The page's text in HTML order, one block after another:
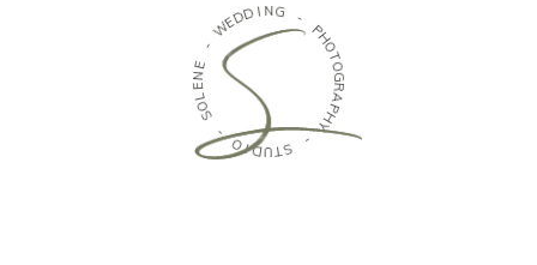
-
WED D IN G
-
P
H
O
T
O
G
R
A
P
H
Y
-
S
T
U
D
I
O
-
S
O
L
E
E